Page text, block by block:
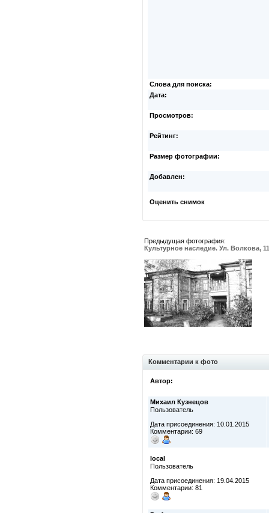
Слова для поиска:
Дата:
Просмотров:
Рейтинг:
Размер фотографии:
Добавлен:
Оценить снимок
Предыдущая фотография:
Культурное наследие. Ул. Волкова,
Комментарии к фото
Автор:
Михаил Кузнецов
Пользователь
Дата присоединения: 10.01.2015
Комментарии: 69
local
Пользователь
Дата присоединения: 19.04.2015
Комментарии: 81